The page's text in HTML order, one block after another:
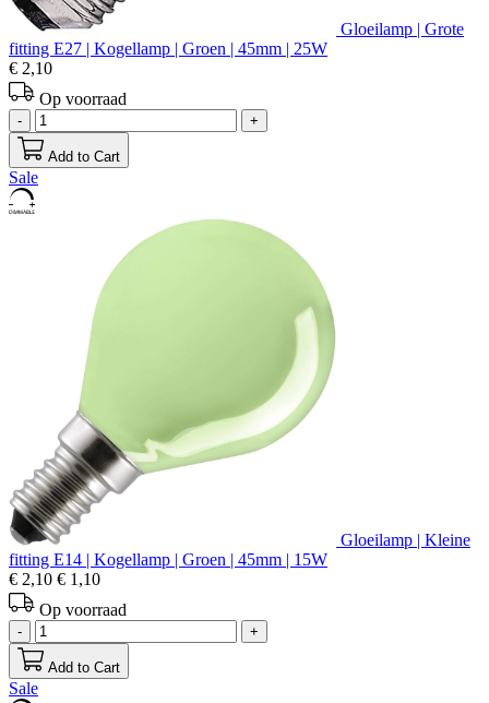
Gloeilamp | Grote
fitting E27 | Kogellamp | Groen | 45mm | 25W
€ 2,10
Op voorraad
- +
Add to Cart
Sale
Gloeilamp | Kleine
fitting E14 | Kogellamp | Groen | 45mm | 15W
€ 2,10 € 1,10
Op voorraad
- +
Add to Cart
Sale